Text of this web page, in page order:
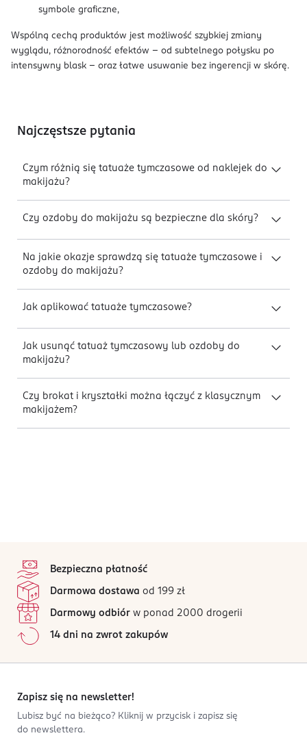
symbole graficzne,
Wspólną cechą produktów jest możliwość szybkiej zmiany
wyglądu, różnorodność efektów – od subtelnego połysku po
intensywny blask – oraz łatwe usuwanie bez ingerencji w skórę.
Najczęstsze pytania
Czym różnią się tatuaże tymczasowe od naklejek do
makijażu?
Czy ozdoby do makijażu są bezpieczne dla skóry?
Na jakie okazje sprawdzą się tatuaże tymczasowe i
ozdoby do makijażu?
Jak aplikować tatuaże tymczasowe?
Jak usunąć tatuaż tymczasowy lub ozdoby do
makijażu?
Czy brokat i kryształki można łączyć z klasycznym
makijażem?
Bezpieczna płatność
Darmowa dostawa od 199 zł
Darmowy odbiór w ponad 2000 drogerii
14 dni na zwrot zakupów
Zapisz się na newsletter!
Lubisz być na bieżąco? Kliknij w przycisk i zapisz się
do newslettera.